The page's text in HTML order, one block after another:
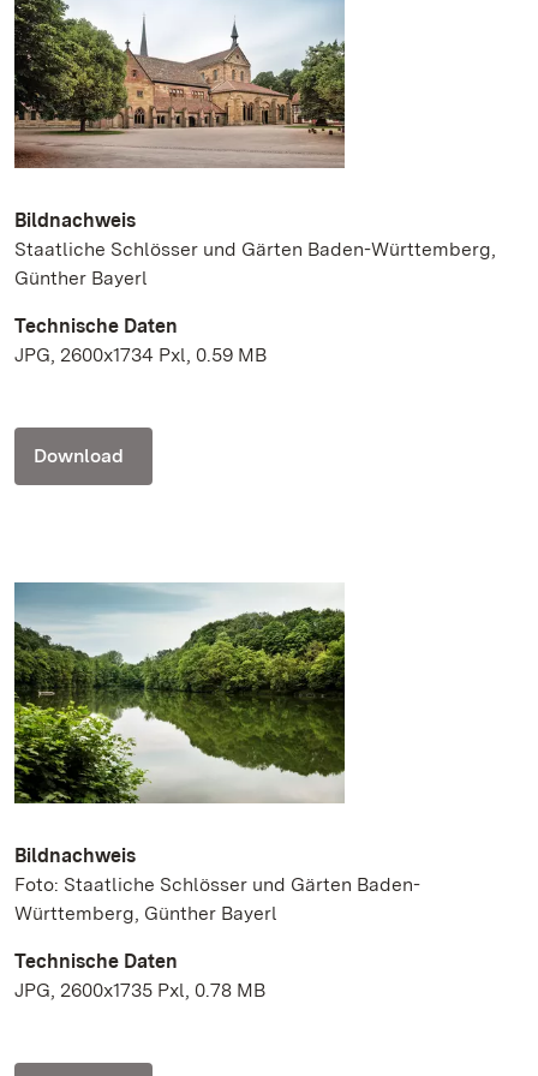
Bildnachweis
Staatliche Schlösser und Gärten Baden-Württemberg,
Günther Bayerl
Technische Daten
JPG, 2600x1734 Pxl, 0.59 MB
Download
Bildnachweis
Foto: Staatliche Schlösser und Gärten Baden-
Württemberg, Günther Bayerl
Technische Daten
JPG, 2600x1735 Pxl, 0.78 MB